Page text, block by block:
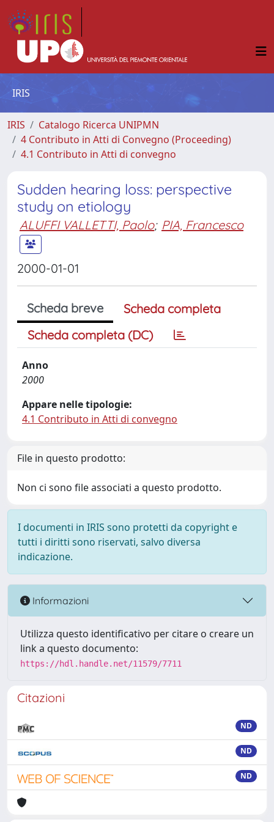
IRIS
IRIS
Catalogo Ricerca UNIPMN
4 Contributo in Atti di Convegno (Proceeding)
4.1 Contributo in Atti di convegno
Sudden hearing loss: perspective
study on etiology
ALUFFI VALLETTI, Paolo; PIA, Francesco
2000-01-01
Scheda breve
Scheda completa
Scheda completa (DC)
Anno
2000
Appare nelle tipologie:
4.1 Contributo in Atti di convegno
File in questo prodotto:
Non ci sono file associati a questo prodotto.
I documenti in IRIS sono protetti da copyright e
tutti i diritti sono riservati, salvo diversa
indicazione.
Informazioni
Utilizza questo identificativo per citare o creare un
link a questo documento:
https://hdl.handle.net/11579/7711
Citazioni
ND
ND
ND